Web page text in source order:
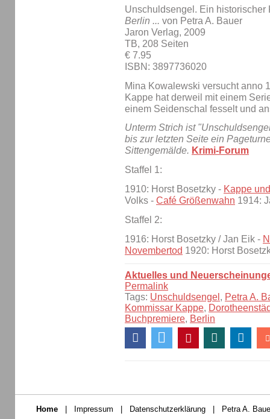
Unschuldsengel. Ein
Berlin ... von Petra A. Bauer
Jaron Verlag, 2009
TB, 208 Seiten
€ 7.95
ISBN: 3897736020
Mina Kowalewski versucht anno
Kappe hat derweil mit einem
einem Seidenschal fesselt und
Unterm Strich ist
bis zur letzten Seite ein
Sittengemälde. Krimi-Forum
Staffel 1:
1910: Horst Bosetzky - Kappe
Volks - Café Größenwahn 1914:
Staffel 2:
1916: Horst Bosetzky / Jan Eik -
Novembertod 1920: Horst
Aktuelles und
Permalink
Tags: Unschuldsengel , Petra A.
Kommissar Kappe,
Buchpremiere, Berlin
Home Impressum Datenschutzerklärung Petra A.